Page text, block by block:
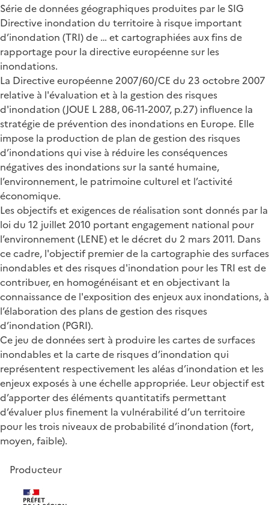
Série de données géographiques produites par le SIG
Directive inondation du territoire à risque important
d’inondation (TRI) de … et cartographiées aux fins de
rapportage pour la directive européenne sur les
inondations.
La Directive européenne 2007/60/CE du 23 octobre 2007
relative à l'évaluation et à la gestion des risques
d'inondation (JOUE L 288, 06-11-2007, p.27) influence la
stratégie de prévention des inondations en Europe. Elle
impose la production de plan de gestion des risques
d’inondations qui vise à réduire les conséquences
négatives des inondations sur la santé humaine,
l’environnement, le patrimoine culturel et l’activité
économique.
Les objectifs et exigences de réalisation sont donnés par la
loi du 12 juillet 2010 portant engagement national pour
l’environnement (LENE) et le décret du 2 mars 2011. Dans
ce cadre, l'objectif premier de la cartographie des surfaces
inondables et des risques d'inondation pour les TRI est de
contribuer, en homogénéisant et en objectivant la
connaissance de l'exposition des enjeux aux inondations, à
l’élaboration des plans de gestion des risques
d’inondation (PGRI).
Ce jeu de données sert à produire les cartes de surfaces
inondables et la carte de risques d’inondation qui
représentent respectivement les aléas d’inondation et les
enjeux exposés à une échelle appropriée. Leur objectif est
d’apporter des éléments quantitatifs permettant
d’évaluer plus finement la vulnérabilité d’un territoire
pour les trois niveaux de probabilité d’inondation (fort,
moyen, faible).
Producteur